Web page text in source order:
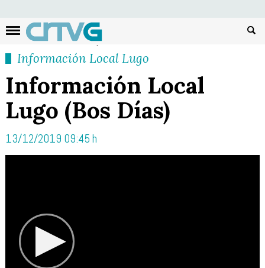
Información Local Lugo
Información Local
Lugo (Bos Días)
13/12/2019 09:45 h